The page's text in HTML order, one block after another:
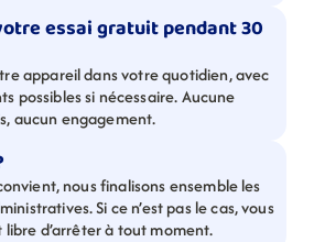
essai gratuit pendant 30
appareil dans votre quotidien, avec
possibles si nécessaire. Aucune
aucun engagement.
nous finalisons ensemble les
Si ce n’est pas le cas, vous
d’arrêter à tout moment.